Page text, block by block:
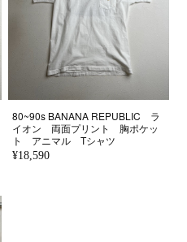
80~90s BANANA REPUBLIC ラ
イオン 両面プリント 胸ポケッ
ト アニマル Tシャツ
¥18,590